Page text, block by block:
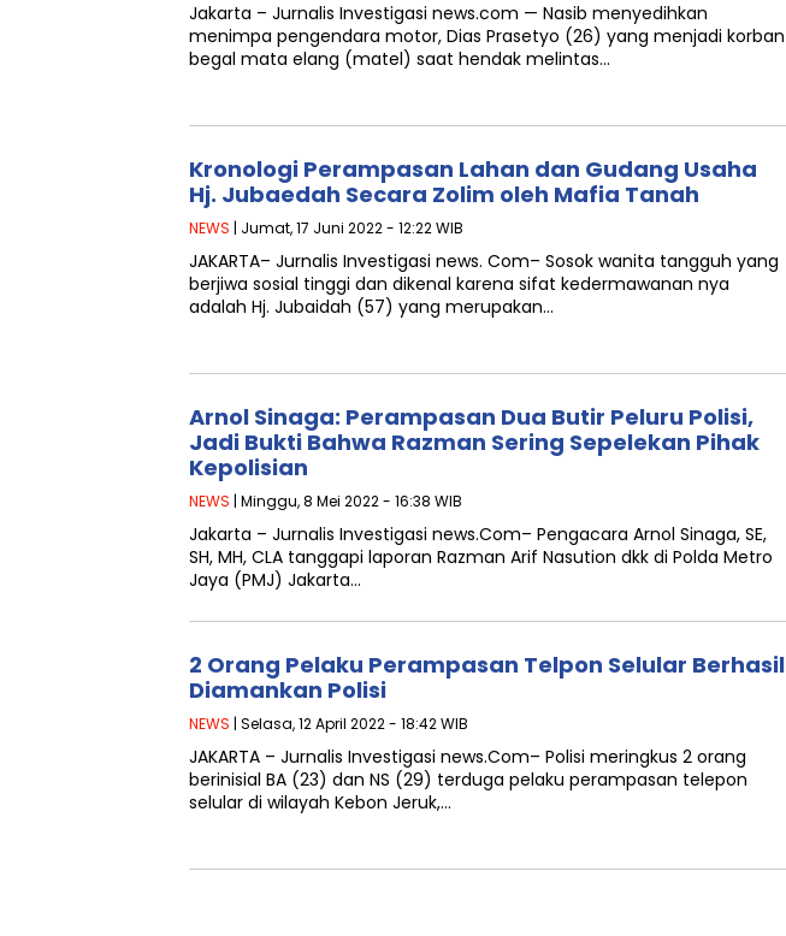
Jakarta – Jurnalis Investigasi news.com — Nasib menyedihkan
menimpa pengendara motor, Dias Prasetyo (26) yang menjadi korban
begal mata elang (matel) saat hendak melintas…
Kronologi Perampasan Lahan dan Gudang Usaha
Hj. Jubaedah Secara Zolim oleh Mafia Tanah
NEWS | Jumat, 17 Juni 2022 - 12:22 WIB
JAKARTA– Jurnalis Investigasi news. Com– Sosok wanita tangguh yang
berjiwa sosial tinggi dan dikenal karena sifat kedermawanan nya
adalah Hj. Jubaidah (57) yang merupakan…
Arnol Sinaga: Perampasan Dua Butir Peluru Polisi,
Jadi Bukti Bahwa Razman Sering Sepelekan Pihak
Kepolisian
NEWS | Minggu, 8 Mei 2022 - 16:38 WIB
Jakarta – Jurnalis Investigasi news.Com– Pengacara Arnol Sinaga, SE,
SH, MH, CLA tanggapi laporan Razman Arif Nasution dkk di Polda Metro
Jaya (PMJ) Jakarta…
2 Orang Pelaku Perampasan Telpon Selular Berhasil
Diamankan Polisi
NEWS | Selasa, 12 April 2022 - 18:42 WIB
JAKARTA – Jurnalis Investigasi news.Com– Polisi meringkus 2 orang
berinisial BA (23) dan NS (29) terduga pelaku perampasan telepon
selular di wilayah Kebon Jeruk,…